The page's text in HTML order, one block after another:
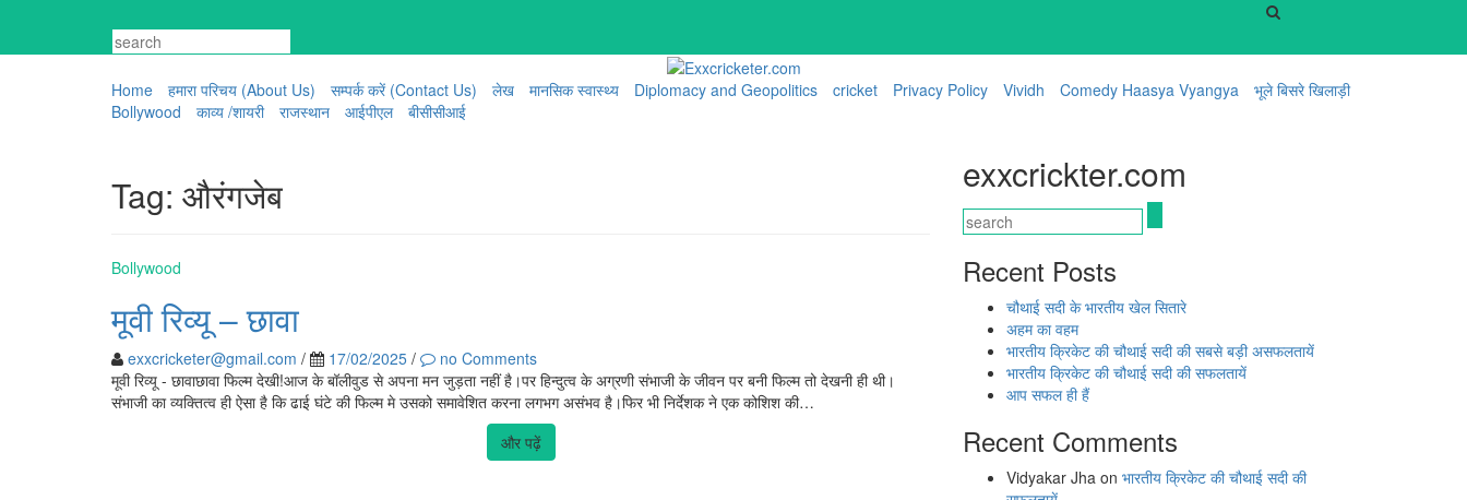
content
Home
हमारा परिचय (About Us) सम्पर्क करें (Contact Us) लेख मानसिक स्वास्थ्य Diplomacy and Geopolitics cricket Privacy Policy Vividh Comedy Haasya Vyangya
भूले बिसरे खिलाड़ी
Bollywood
काव्य /शायरी राजस्थान आईपीएल बीसीसीआई
Tag: औरंगजेब
Bollywood
मूवी रिव्यू – छावा
exxcricketer@gmail.com / 17/02/2025 /
no Comments
मूवी रिव्यू - छावाछावा फिल्म देखी!आज के बॉलीवुड से अपना मन जुड़ता नहीं है।पर हिन्दुत्व के अग्रणी संभाजी के जीवन पर बनी फिल्म तो देखनी ही थी।
संभाजी का व्यक्तित्व ही ऐसा है कि ढाई घंटे की फिल्म मे उसको समावेशित करना लगभग असंभव है।फिर भी निर्देशक ने एक कोशिश की…
और पढ़ें
exxcrickter.com
Recent Posts
चौथाई सदी के भारतीय खेल सितारे
अहम का वहम
भारतीय क्रिकेट की चौथाई सदी की सबसे बड़ी असफलतायें
भारतीय क्रिकेट की चौथाई सदी की सफलतायें
आप सफल ही हैं
Recent Comments
Vidyakar Jha on भारतीय क्रिकेट की चौथाई सदी की